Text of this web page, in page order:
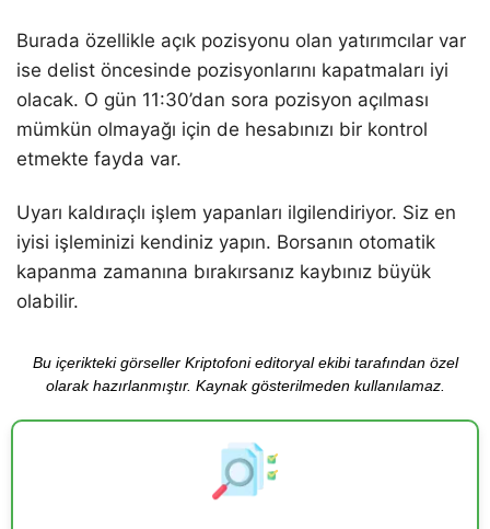
Burada özellikle açık pozisyonu olan yatırımcılar var
ise delist öncesinde pozisyonlarını kapatmaları iyi
olacak. O gün 11:30’dan sora pozisyon açılması
mümkün olmayağı için de hesabınızı bir kontrol
etmekte fayda var.
Uyarı kaldıraçlı işlem yapanları ilgilendiriyor. Siz en
iyisi işleminizi kendiniz yapın. Borsanın otomatik
kapanma zamanına bırakırsanız kaybınız büyük
olabilir.
Bu içerikteki görseller Kriptofoni editoryal ekibi tarafından özel
olarak hazırlanmıştır. Kaynak gösterilmeden kullanılamaz.